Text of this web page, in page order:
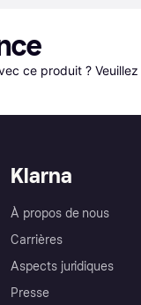
ce produit ? Veuillez
Klarna
À propos de nous
Carrières
Aspects juridiques
Presse